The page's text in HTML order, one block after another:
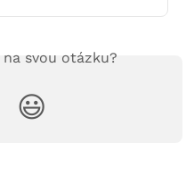
svou otázku?
😃